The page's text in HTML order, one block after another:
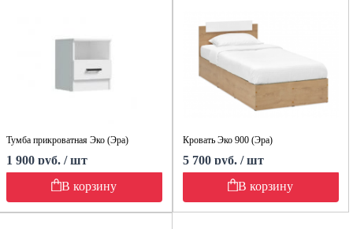
Тумба прикроватная Эко (Эра)
1 900 руб. / шт
В корзину
Кровать Эко 900 (Эра)
5 700 руб. / шт
В корзину